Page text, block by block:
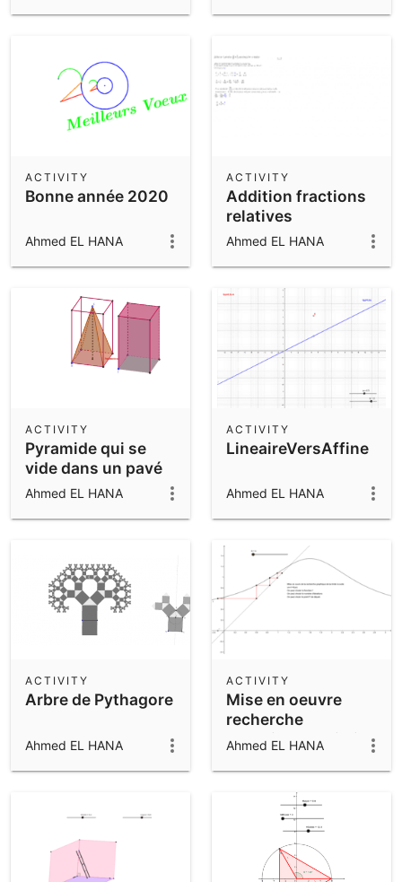
Bonne année 2020
ACTIVITY
Ahmed EL HANA
Addition fractions
relatives
ACTIVITY
Ahmed EL HANA
Pyramide qui se
vide dans un pavé
droit
ACTIVITY
Ahmed EL HANA
LineaireVersAffine
ACTIVITY
Ahmed EL HANA
Arbre de Pythagore
ACTIVITY
Ahmed EL HANA
Mise en oeuvre
recherche
graphique de limite
ACTIVITY
Ahmed EL HANA